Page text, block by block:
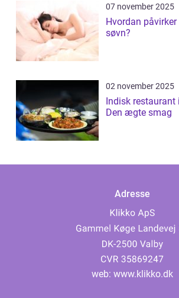
07 november 2025
Hvordan
søvn?
02 november 2025
Indisk restaurant
Den ægte smag
Adresse
web: www.klikko.dk